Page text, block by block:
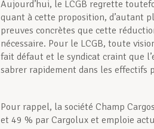
Aujourd’hui, le LCGB regrette
quant à cette proposition, d’autant
preuves concrètes que cette
nécessaire. Pour le LCGB, toute
fait défaut et le syndicat craint que
sabrer rapidement dans les effectifs
Pour rappel, la société Champ
et 49 % par Cargolux et emploie